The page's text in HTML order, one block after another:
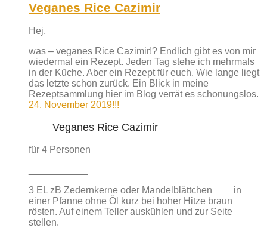
Veganes Rice Cazimir
Hej,
was – veganes Rice Cazimir!? Endlich gibt es von mir
wiedermal ein Rezept. Jeden Tag stehe ich mehrmals
in der Küche. Aber ein Rezept für euch. Wie lange liegt
das letzte schon zurück. Ein Blick in meine
Rezeptsammlung hier im Blog verrät es schonungslos.
24. November 2019!!!
Veganes Rice Cazimir
für 4 Personen
3 EL zB Zedernkerne oder Mandelblättchen in
einer Pfanne ohne Öl kurz bei hoher Hitze braun
rösten. Auf einem Teller auskühlen und zur Seite
stellen.